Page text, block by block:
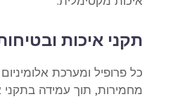
תקני איכות
כל פרופיל ומערכת
מחמירות, תוך עמידה בתקני